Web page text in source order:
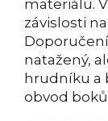
materiálu.
závislosti
natažený,
hrudníku a
obvod